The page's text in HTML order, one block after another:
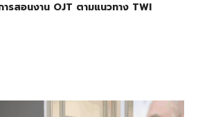
รสอนงาน OJT ตามแนวทาง TWI